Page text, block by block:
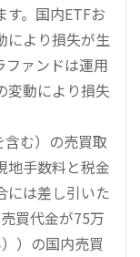
。国内ETFお
により損失が生
ファンドは運用
変動により損失
む）の売買取
地手数料と税金
には差し引いた
買代金が75万
）の国内売買